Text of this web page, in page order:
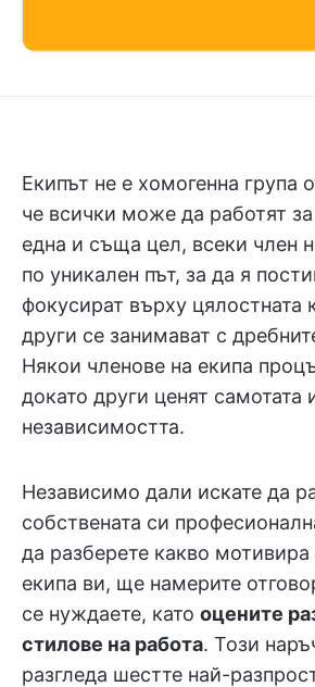
Екипът не е хомогенна група
че всички може да работят за
една и съща цел, всеки член
по уникален път, за да я
фокусират върху цялостната
други се занимават с
Някои членове на екипа
докато други ценят самотата
независимостта.
Независимо дали искате да
собствената си
да разберете какво мотивира
екипа ви, ще намерите
се нуждаете, като оцените
стилове на работа. Този
разгледа шестте най-